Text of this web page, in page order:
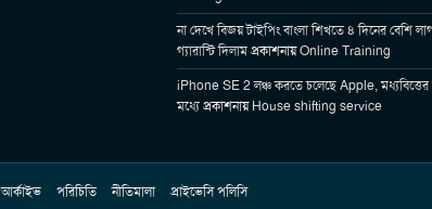
না দেখে বিজয় টাইপিং বাংলা শিখতে ৪ দিনের বেশি
গ্যারান্টি দিলামপ্রকাশনায়Online Training
iPhone SE 2 লঞ্চ করতে চলেছে Apple, মধ্যবিত্তের
মধ্যেপ্রকাশনায়House shifting service
আর্কাইভ পরিচিতি নীতিমালা প্রাইভেসি পলিসি